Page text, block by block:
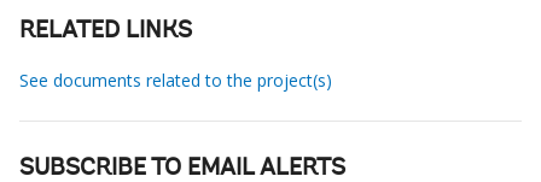
RELATED LINKS
See documents related to the project(s)
SUBSCRIBE TO EMAIL ALERTS